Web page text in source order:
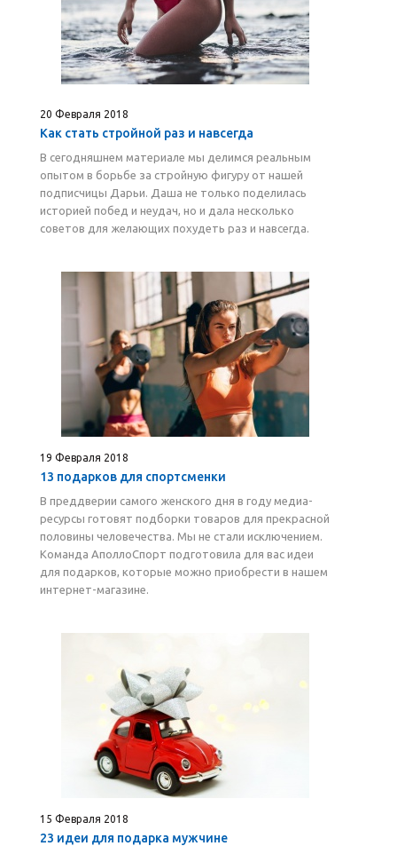
20 Февраля 2018
Как стать стройной раз и навсегда
В сегодняшнем материале мы делимся реальным
опытом в борьбе за стройную фигуру от нашей
подписчицы Дарьи. Даша не только поделилась
историей побед и неудач, но и дала несколько
советов для желающих похудеть раз и навсегда.
19 Февраля 2018
13 подарков для спортсменки
В преддверии самого женского дня в году медиа-
ресурсы готовят подборки товаров для прекрасной
половины человечества. Мы не стали исключением.
Команда АполлоСпорт подготовила для вас идеи
для подарков, которые можно приобрести в нашем
интернет-магазине.
15 Февраля 2018
23 идеи для подарка мужчине